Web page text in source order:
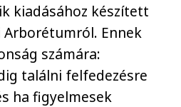
kiadásához készített
Arborétumról. Ennek
számára:
találni felfedezésre
ha figyelmesek